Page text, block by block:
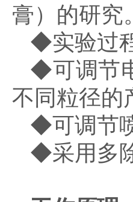
膏）的研究。
◆实验过
◆可调节
不同粒径的
◆可调节
◆采用多